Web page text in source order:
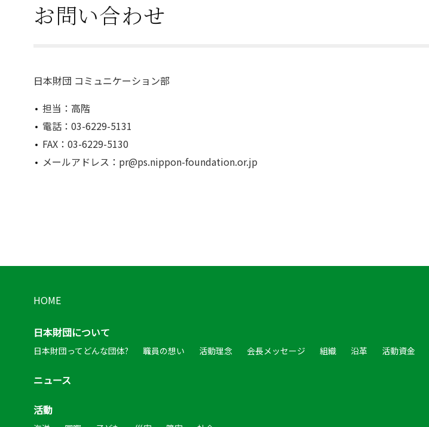
お問い合わせ
日本財団 コミュニケーション部
担当：高階
電話：03-6229-5131
FAX：03-6229-5130
メールアドレス：pr@ps.nippon-foundation.or.jp
HOME
日本財団について
日本財団ってどんな団体? 職員の想い 活動理念 会長メッセージ 組織 沿革 活動資金
ニュース
活動